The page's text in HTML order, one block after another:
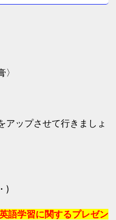
アップさせて行きましょ
)
語学習に関するプレゼン